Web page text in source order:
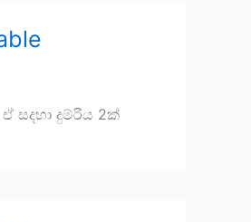
සදහා දුම්රිය 2ක්